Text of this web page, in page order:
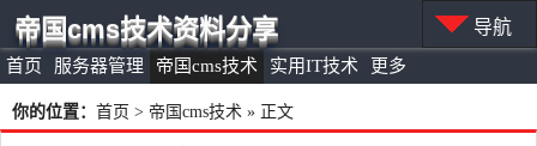
首页 服务器管理 帝国cms技术 实用IT技术 更多
帝国cms技术资料分享 导航
你的位置： 首页 > 帝国cms技术 » 正文